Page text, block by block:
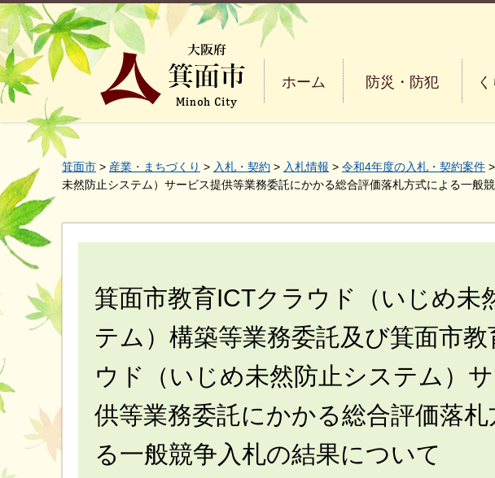
大阪府箕面市 Minoh City
ホーム 防災・防犯
箕面市 > 産業・まちづくり > 入札・契約 > 入札情報 > 令和4年度の入札・契約案件
未然防止システム）サービス提供等業務委託にかかる総合評価落札方式による一般
箕面市教育ICTクラウド（いじめ未
テム）構築等業務委託及び箕面市教
ウド（いじめ未然防止システム）
供等業務委託にかかる総合評価落札
る一般競争入札の結果について